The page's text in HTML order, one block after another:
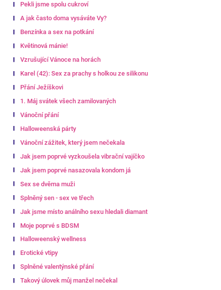
Pekli jsme spolu cukroví
A jak často doma vysáváte Vy?
Benzínka a sex na potkání
Květinová mánie!
Vzrušující Vánoce na horách
Karel (42): Sex za prachy s holkou ze silikonu
Přání Ježíškovi
1. Máj svátek všech zamilovaných
Vánoční přání
Halloweenská párty
Vánoční zážitek, který jsem nečekala
Jak jsem poprvé vyzkoušela vibrační vajíčko
Jak jsem poprvé nasazovala kondom já
Sex se dvěma muži
Splněný sen - sex ve třech
Jak jsme místo análního sexu hledali diamant
Moje poprvé s BDSM
Halloweenský wellness
Erotické vtipy
Splněné valentýnské přání
Takový úlovek můj manžel nečekal